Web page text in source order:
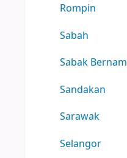
Rompin
Sabah
Sabak Bernam
Sandakan
Sarawak
Selangor